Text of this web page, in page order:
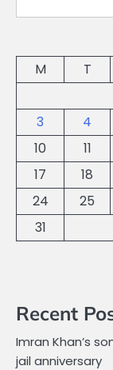
M
T
3
4
10
11
17
18
24
25
31
Recent
Imran Khan’s
jail anniversary